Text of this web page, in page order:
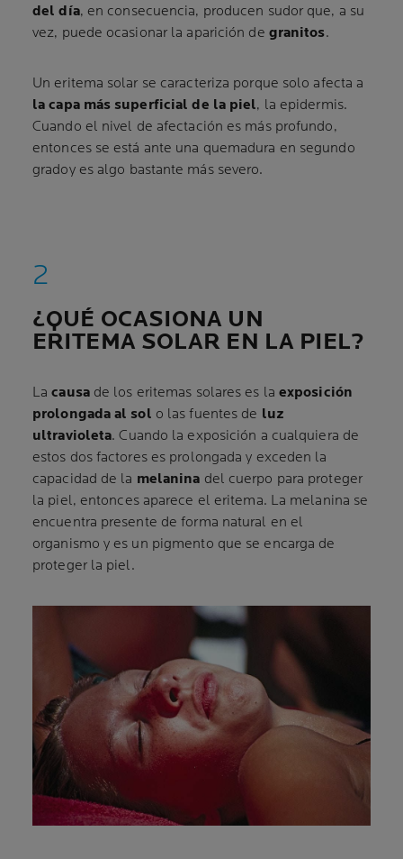
del día, en consecuencia, producen sudor que, a su
vez, puede ocasionar la aparición de granitos.
Un eritema solar se caracteriza porque solo afecta a
la capa más superficial de la piel, la epidermis.
Cuando el nivel de afectación es más profundo,
entonces se está ante una quemadura en segundo
gradoy es algo bastante más severo.
¿QUÉ OCASIONA UN
ERITEMA SOLAR EN LA PIEL?
Lacausa de los eritemas solares es la exposición
prolongada al sol o las fuentes de luz
ultravioleta. Cuando la exposición a cualquiera de
estos dos factores es prolongada y exceden la
capacidad de la melanina del cuerpo para proteger
la piel, entonces aparece el eritema. La melanina se
encuentra presente de forma natural en el
organismo y es un pigmento que se encarga de
proteger la piel.